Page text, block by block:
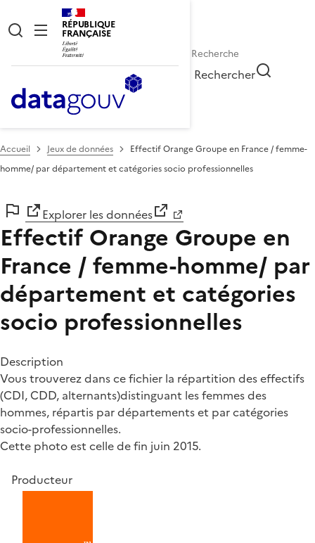
RÉPUBLIQUE
FRANÇAISE
Rechercher
Accueil Jeux de données
Effectif Orange Groupe en France / femme-
homme/ par département et catégories socio professionnelles
Explorer les données
Effectif Orange Groupe en
France / femme-homme/ par
département et catégories
socio professionnelles
Description
Vous trouverez dans ce fichier la répartition des effectifs
(CDI, CDD, alternants)distinguant les femmes des
hommes, répartis par départements et par catégories
socio-professionnelles.
Cette photo est celle de fin juin 2015.
Producteur